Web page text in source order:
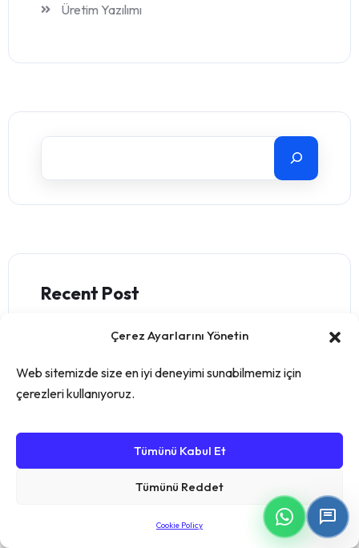
Çerez Ayarlarını Yönetin
Web sitemizde size en iyi deneyimi sunabilmemiz için
çerezleri kullanıyoruz.
Tümünü Kabul Et
Tümünü Reddet
Cookie Policy
Üretim Yazılımı
Recent Post
Üretim Muhasebesi Yazılımı:
Dikkat Edilmesi Gereken
Faktörler
Üretim İçin Muhasebe Yazılımı
ve Önemi